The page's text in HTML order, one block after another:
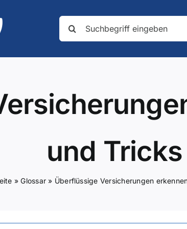
nach:
und Tricks
»Glossar » Überflüssige Versicherungen